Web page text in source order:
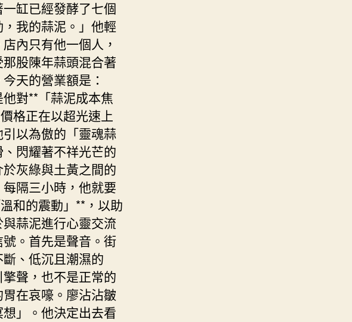
一缸已經發酵了七個
我的蒜泥。」他輕
內只有他一個人，
股陳年蒜頭混合著
天的營業額是：
對**「蒜泥成本焦
格正在以超光速上
以為傲的「靈魂蒜
閃耀著不祥光芒的
灰綠與土黃之間的
隔三小時，他就要
和的震動」**，以助
蒜泥進行心靈交流
。首先是聲音。街
、低沉且潮濕的
聲，也不是正常的
在哀嚎。廖沾沾皺
」。他決定出去看